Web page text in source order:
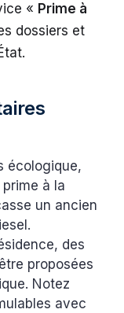
« Prime à
dossiers et
écologique,
à la
un ancien
des
proposées
Notez
avec